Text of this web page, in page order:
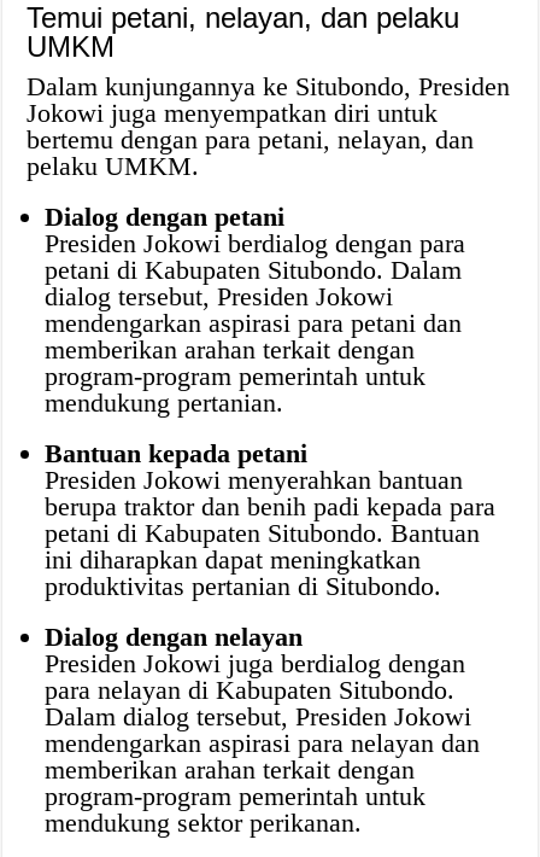
Temui petani, nelayan, dan pelaku
UMKM
Dalam kunjungannya ke Situbondo, Presiden
Jokowi juga menyempatkan diri untuk
bertemu dengan para petani, nelayan, dan
pelaku UMKM.
Dialog dengan petani
Presiden Jokowi berdialog dengan para
petani di Kabupaten Situbondo. Dalam
dialog tersebut, Presiden Jokowi
mendengarkan aspirasi para petani dan
memberikan arahan terkait dengan
program-program pemerintah untuk
mendukung pertanian.
Bantuan kepada petani
Presiden Jokowi menyerahkan bantuan
berupa traktor dan benih padi kepada para
petani di Kabupaten Situbondo. Bantuan
ini diharapkan dapat meningkatkan
produktivitas pertanian di Situbondo.
Dialog dengan nelayan
Presiden Jokowi juga berdialog dengan
para nelayan di Kabupaten Situbondo.
Dalam dialog tersebut, Presiden Jokowi
mendengarkan aspirasi para nelayan dan
memberikan arahan terkait dengan
program-program pemerintah untuk
mendukung sektor perikanan.